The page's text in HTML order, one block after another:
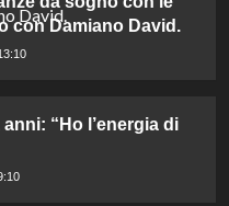
con Damiano David.
“Ho l’energia di